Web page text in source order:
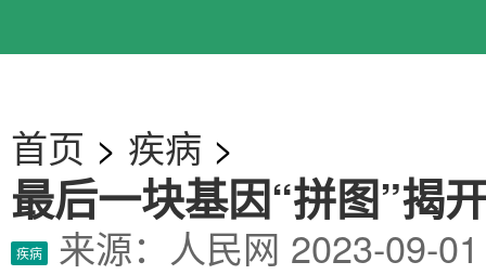
首页 > 疾病 >
最后一块基因“拼图”揭
疾病 来源：人民网 2023-09-